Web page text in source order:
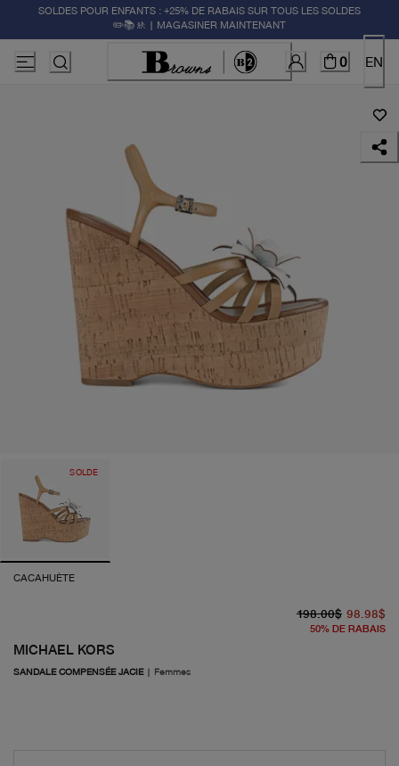
SOLDES POUR ENFANTS : +25% DE RABAIS SUR TOUS LES SOLDES
✏️📚🚸 | MAGASINER MAINTENANT
0 EN
SOLDE
CACAHUÈTE
MICHAEL KORS
SANDALE COMPENSÉE JACIE| Femmes
198.00$ 98.98$
50% DE RABAIS